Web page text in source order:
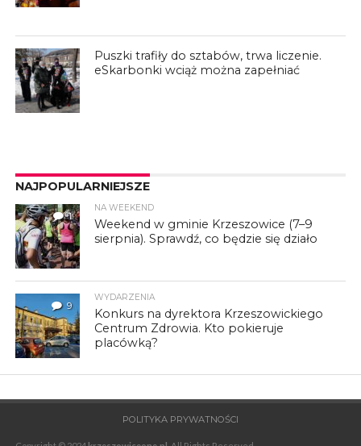
Puszki trafiły do sztabów, trwa liczenie.
eSkarbonki wciąż można zapełniać
NAJPOPULARNIEJSZE
1
NA WEEKEND
Weekend w gminie Krzeszowice (7–9
sierpnia). Sprawdź, co będzie się działo
9
WYDARZENIA
Konkurs na dyrektora Krzeszowickiego
Centrum Zdrowia. Kto pokieruje
placówką?
POLITYKA PRYWATNOŚCI